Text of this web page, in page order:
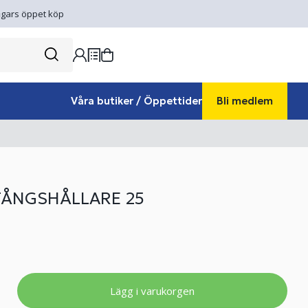
öppet köp
Våra butiker / Öppettider Bli medlem
25
Lägg i varukorgen